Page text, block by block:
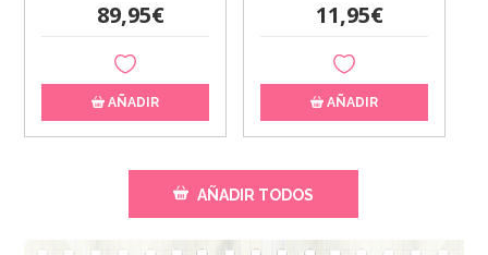
89,95€
AÑADIR
11,95€
AÑADIR
AÑADIR TODOS